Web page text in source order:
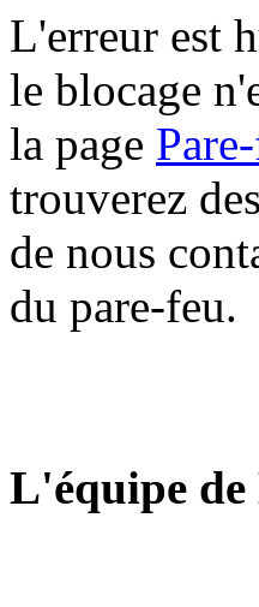
L'erreur est
le blocage
la page
trouverez
de nous
du pare-feu.
L'équipe